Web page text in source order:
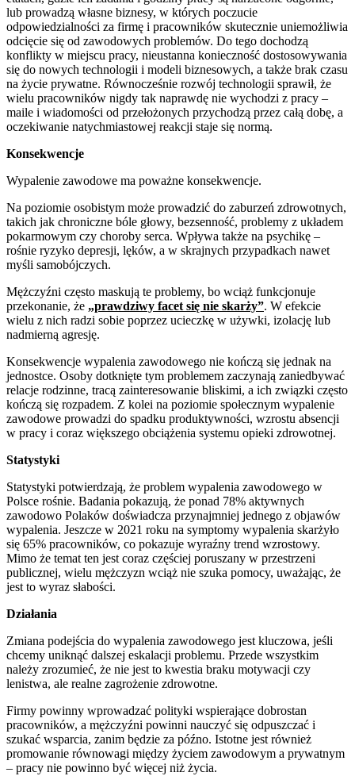
lub prowadzą własne biznesy, w których poczucie
odpowiedzialności za firmę i pracowników skutecznie uniemożliwia
odcięcie się od zawodowych problemów. Do tego dochodzą
konflikty w miejscu pracy, nieustanna konieczność dostosowywania
się do nowych technologii i modeli biznesowych, a także brak czasu
na życie prywatne. Równocześnie rozwój technologii sprawił, że
wielu pracowników nigdy tak naprawdę nie wychodzi z pracy –
maile i wiadomości od przełożonych przychodzą przez całą dobę, a
oczekiwanie natychmiastowej reakcji staje się normą.
Konsekwencje
Wypalenie zawodowe ma poważne konsekwencje.
Na poziomie osobistym może prowadzić do zaburzeń zdrowotnych,
takich jak chroniczne bóle głowy, bezsenność, problemy z układem
pokarmowym czy choroby serca. Wpływa także na psychikę –
rośnie ryzyko depresji, lęków, a w skrajnych przypadkach nawet
myśli samobójczych.
Mężczyźni często maskują te problemy, bo wciąż funkcjonuje
przekonanie, że „prawdziwy facet się nie skarży”. W efekcie
wielu z nich radzi sobie poprzez ucieczkę w używki, izolację lub
nadmierną agresję.
Konsekwencje wypalenia zawodowego nie kończą się jednak na
jednostce. Osoby dotknięte tym problemem zaczynają zaniedbywać
relacje rodzinne, tracą zainteresowanie bliskimi, a ich związki często
kończą się rozpadem. Z kolei na poziomie społecznym wypalenie
zawodowe prowadzi do spadku produktywności, wzrostu absencji
w pracy i coraz większego obciążenia systemu opieki zdrowotnej.
Statystyki
Statystyki potwierdzają, że problem wypalenia zawodowego w
Polsce rośnie. Badania pokazują, że ponad 78% aktywnych
zawodowo Polaków doświadcza przynajmniej jednego z objawów
wypalenia. Jeszcze w 2021 roku na symptomy wypalenia skarżyło
się 65% pracowników, co pokazuje wyraźny trend wzrostowy.
Mimo że temat ten jest coraz częściej poruszany w przestrzeni
publicznej, wielu mężczyzn wciąż nie szuka pomocy, uważając, że
jest to wyraz słabości.
Działania
Zmiana podejścia do wypalenia zawodowego jest kluczowa, jeśli
chcemy uniknąć dalszej eskalacji problemu. Przede wszystkim
należy zrozumieć, że nie jest to kwestia braku motywacji czy
lenistwa, ale realne zagrożenie zdrowotne.
Firmy powinny wprowadzać polityki wspierające dobrostan
pracowników, a mężczyźni powinni nauczyć się odpuszczać i
szukać wsparcia, zanim będzie za późno. Istotne jest również
promowanie równowagi między życiem zawodowym a prywatnym
– pracy nie powinno być więcej niż życia.